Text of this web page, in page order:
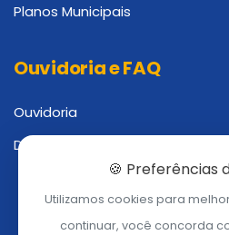
Planos Municipais
Ouvidoria e FAQ
Ouvidoria
Dúvidas Frequentes
🍪 Preferências
Utilizamos cookies para
continuar, você concorda